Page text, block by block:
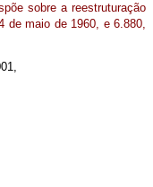
sobre a reestruturação
de maio de 1960, e 6.880,